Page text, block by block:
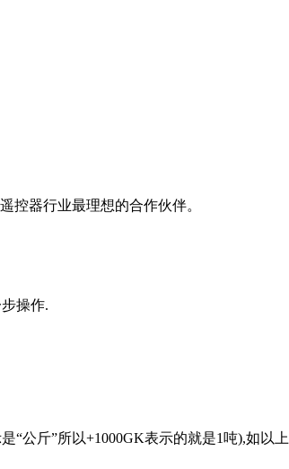
器行业最理想的合作伙伴。
操作.
斤”所以+1000GK表示的就是1吨),如以